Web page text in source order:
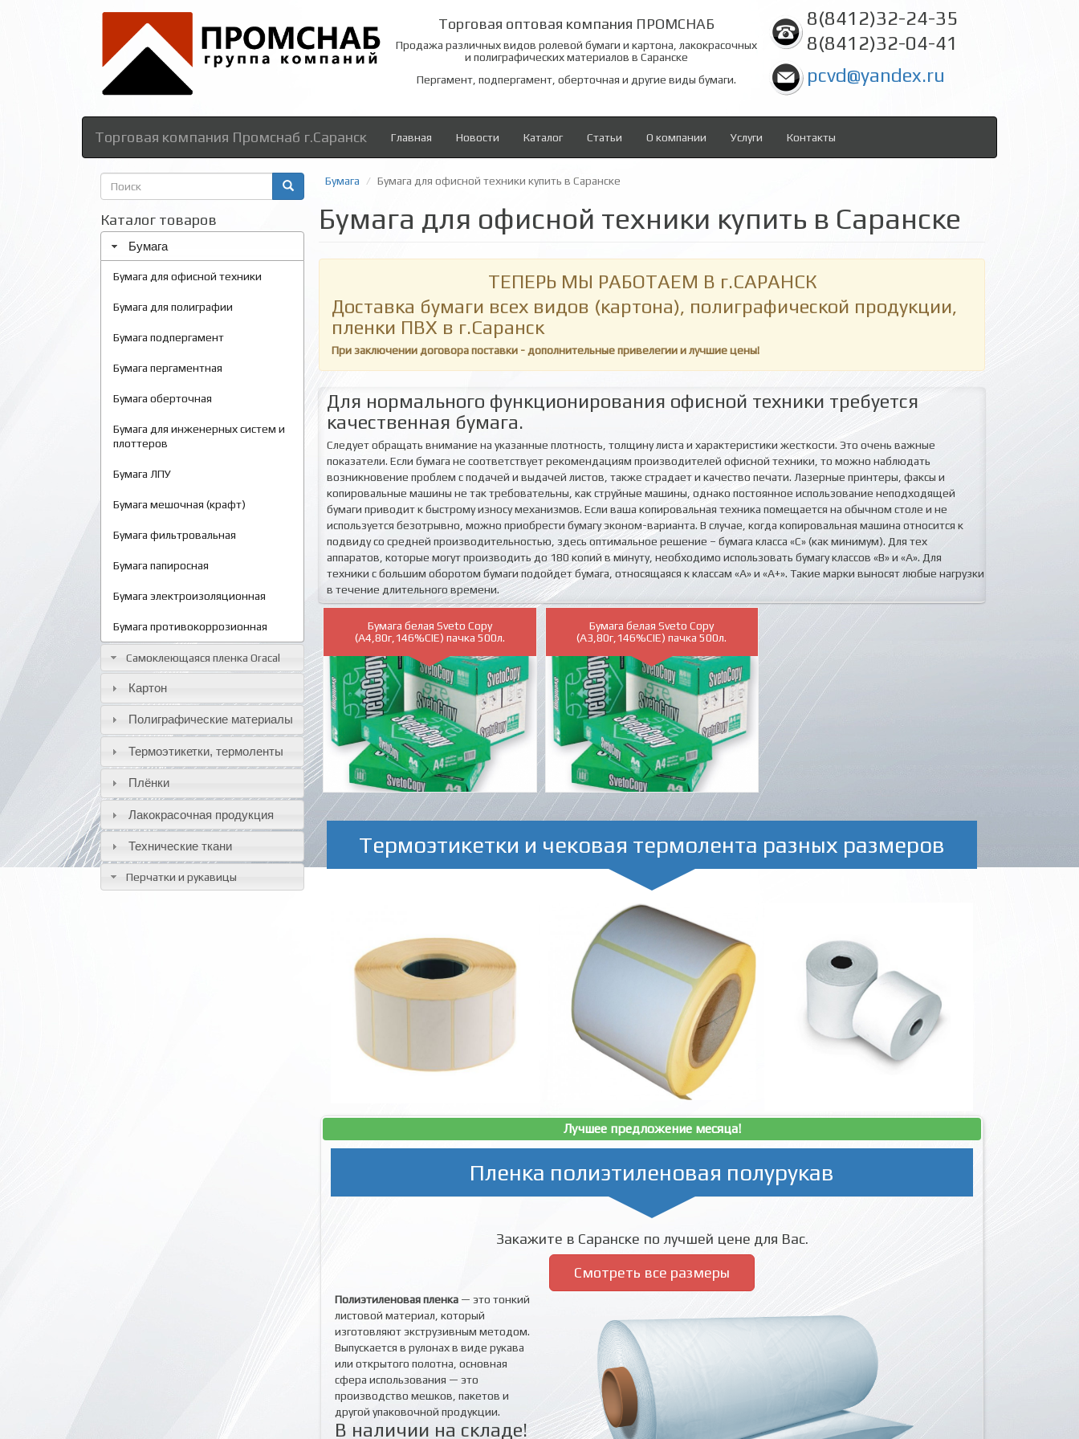
Торговая оптовая компания ПРОМСНАБ
Продажа различных видов ролевой бумаги и картона, лакокрасочных
и полиграфических материалов в Саранске
Пергамент, подпергамент, оберточная и другие виды бумаги.
8(8412)32-24-35
8(8412)32-04-41
pcvd@yandex.ru
Торговая компания Промснаб г.Саранск Главная Новости Каталог Статьи О компании Услуги Контакты
Форма
поиска
Каталог товаров
Бумага
Бумага для офисной техники
Бумага для полиграфии
Бумага подпергамент
Бумага пергаментная
Бумага оберточная
Бумага для инженерных систем и
плоттеров
Бумага ЛПУ
Бумага мешочная (крафт)
Бумага фильтровальная
Бумага папиросная
Бумага электроизоляционная
Бумага противокоррозионная
Самоклеющаяся пленка Oracal
Картон
Полиграфические материалы
Термоэтикетки, термоленты
Плёнки
Лакокрасочная продукция
Технические ткани
Перчатки и рукавицы
Бумага Бумага для офисной техники купить в Саранске
Бумага для офисной техники купить в Саранске
ТЕПЕРЬ МЫ РАБОТАЕМ В г.САРАНСК
Доставка бумаги всех видов (картона), полиграфической продукции,
пленки ПВХ в г.Саранск
При заключении договора поставки - дополнительные привелегии и лучшие цены!
Для нормального функционирования офисной техники требуется
качественная бумага.
Следует обращать внимание на указанные плотность, толщину листа и характеристики жесткости. Это очень важные
показатели. Если бумага не соответствует рекомендациям производителей офисной техники, то можно наблюдать
возникновение проблем с подачей и выдачей листов, также страдает и качество печати. Лазерные принтеры, факсы и
копировальные машины не так требовательны, как струйные машины, однако постоянное использование неподходящей
бумаги приводит к быстрому износу механизмов. Если ваша копировальная техника помещается на обычном столе и не
используется безотрывно, можно приобрести бумагу эконом-варианта. В случае, когда копировальная машина относится к
подвиду со средней производительностью, здесь оптимальное решение – бумага класса «С» (как минимум). Для тех
аппаратов, которые могут производить до 180 копий в минуту, необходимо использовать бумагу классов «В» и «А». Для
техники с большим оборотом бумаги подойдет бумага, относящаяся к классам «А» и «А+». Такие марки выносят любые нагрузки
в течение длительного времени.
Бумага белая Sveto Copy
(A4,80г,146%CIE) пачка 500л.
Бумага белая Sveto Copy
(A3,80г,146%CIE) пачка 500л.
Термоэтикетки и чековая термолента разных размеров
Лучшее предложение месяца!
Пленка полиэтиленовая полурукав
Закажите в Саранске по лучшей цене для Вас.
Смотреть все размеры
Полиэтиленовая пленка — это тонкий
листовой материал, который
изготовляют экструзивным методом.
Выпускается в рулонах в виде рукава
или открытого полотна, основная
сфера использования — это
производство мешков, пакетов и
другой упаковочной продукции.
В наличии на складе!